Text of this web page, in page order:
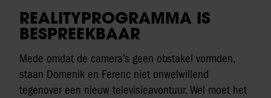
REALITYPROGRAMMA IS
BESPREEKBAAR
Mede omdat de camera’s geen obstakel vormden,
staan Domenik en Ferenc niet onwelwillend
tegenover een nieuw televisieavontuur. Wel moet het